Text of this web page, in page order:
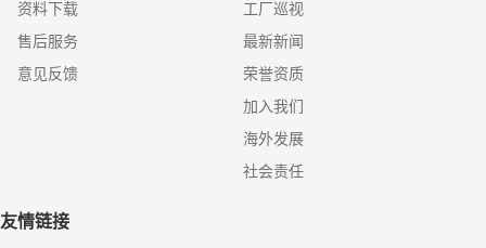
资料下载
售后服务
意见反馈
工厂巡视
最新新闻
荣誉资质
加入我们
海外发展
社会责任
友情链接